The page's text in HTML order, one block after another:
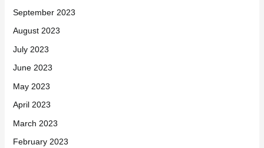
September 2023
August 2023
July 2023
June 2023
May 2023
April 2023
March 2023
February 2023